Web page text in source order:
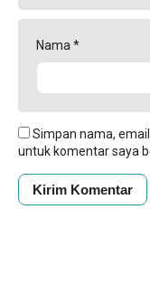
Nama *
Simpan nama,
untuk komentar saya